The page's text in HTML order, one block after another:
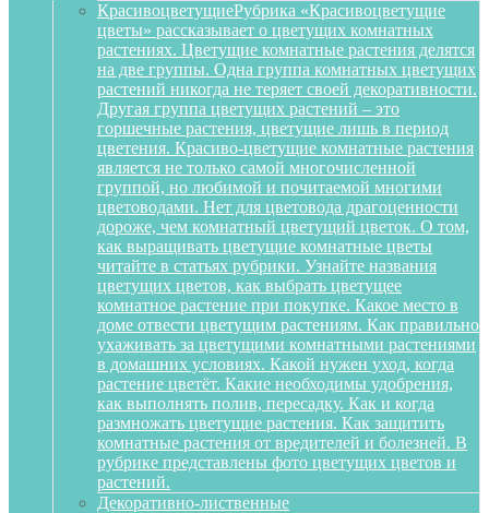
КрасивоцветущиеРубрика «Красивоцветущие
цветы» рассказывает о цветущих комнатных
растениях. Цветущие комнатные растения делятся
на две группы. Одна группа комнатных цветущих
растений никогда не теряет своей декоративности.
Другая группа цветущих растений – это
горшечные растения, цветущие лишь в период
цветения. Красиво-цветущие комнатные растения
является не только самой многочисленной
группой, но любимой и почитаемой многими
цветоводами. Нет для цветовода драгоценности
дороже, чем комнатный цветущий цветок. О том,
как выращивать цветущие комнатные цветы
читайте в статьях рубрики. Узнайте названия
цветущих цветов, как выбрать цветущее
комнатное растение при покупке. Какое место в
доме отвести цветущим растениям. Как правильно
ухаживать за цветущими комнатными растениями
в домашних условиях. Какой нужен уход, когда
растение цветёт. Какие необходимы удобрения,
как выполнять полив, пересадку. Как и когда
размножать цветущие растения. Как защитить
комнатные растения от вредителей и болезней. В
рубрике представлены фото цветущих цветов и
растений.
Декоративно-лиственные